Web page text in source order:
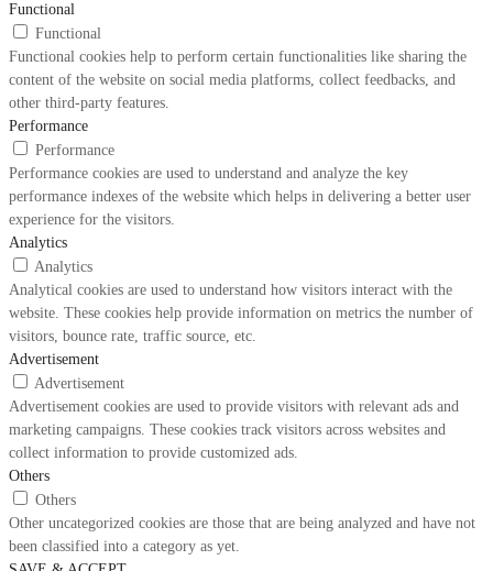
Functional
Functional
Functional cookies help to perform certain functionalities like sharing the
content of the website on social media platforms, collect feedbacks, and
other third-party features.
Performance
Performance
Performance cookies are used to understand and analyze the key
performance indexes of the website which helps in delivering a better user
experience for the visitors.
Analytics
Analytics
Analytical cookies are used to understand how visitors interact with the
website. These cookies help provide information on metrics the number of
visitors, bounce rate, traffic source, etc.
Advertisement
Advertisement
Advertisement cookies are used to provide visitors with relevant ads and
marketing campaigns. These cookies track visitors across websites and
collect information to provide customized ads.
Others
Others
Other uncategorized cookies are those that are being analyzed and have not
been classified into a category as yet.